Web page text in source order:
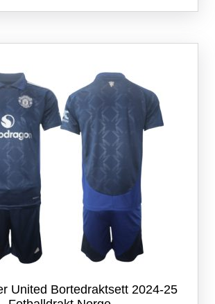
flere
Alternativene
velges
på
produktsiden
United Bortedraktsett 2024-25